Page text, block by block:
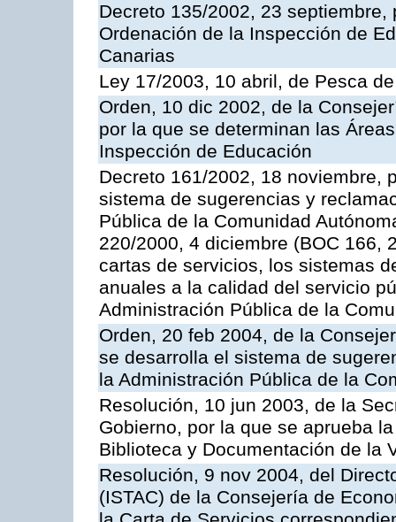
Decreto 135/2002, 23
Ordenación de la Inspección de
Canarias
Ley 17/2003, 10 abril, de Pesca
Orden, 10 dic 2002, de la
por la que se determinan las
Inspección de Educación
Decreto 161/2002, 18 noviembre,
sistema de sugerencias y
Pública de la Comunidad
220/2000, 4 diciembre (BOC 166,
cartas de servicios, los sistemas
anuales a la calidad del servicio
Administración Pública de la
Orden, 20 feb 2004, de la
se desarrolla el sistema de
la Administración Pública de la
Resolución, 10 jun 2003, de la
Gobierno, por la que se aprueba
Biblioteca y Documentación de la
Resolución, 9 nov 2004, del
(ISTAC) de la Consejería de